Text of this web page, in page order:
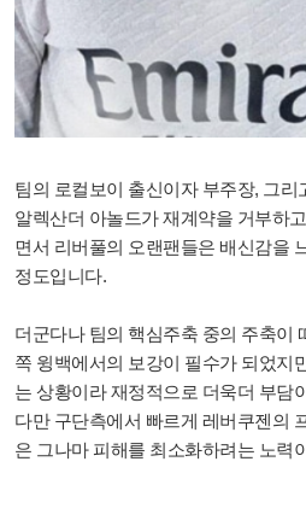
팀의 로컬보이 출신이자 부주장, 그리
알렉산더 아놀드가 재계약을 거부하
면서 리버풀의 오랜팬들은 배신감을
정도입니다.
더군다나 팀의 핵심주축 중의 주축이
쪽 윙백에서의 보강이 필수가 되었지
는 상황이라 재정적으로 더욱더 부담
다만 구단측에서 빠르게 레버쿠젠의
은 그나마 피해를 최소화하려는 노력